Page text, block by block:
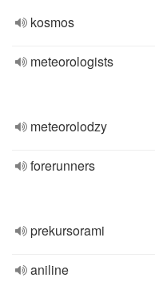
kosmos
meteorologists
meteorolodzy
forerunners
prekursorami
aniline